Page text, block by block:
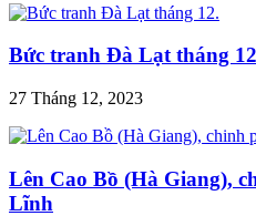
Bức tranh Đà Lạt tháng
27 Tháng 12, 2023
Lên Cao Bồ (Hà Giang),
Lĩnh